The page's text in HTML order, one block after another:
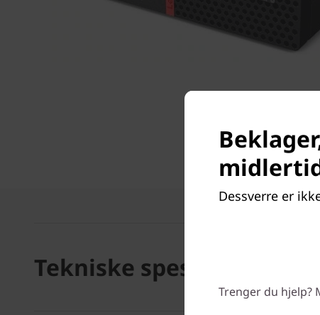
Tekniske spesifikasjoner
Dessverre er
Trenger du hjelp?